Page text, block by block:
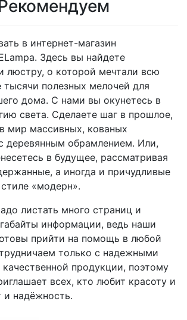
в интернет-магазин
Здесь вы найдете
люстру, о которой мечтали всю
тысячи полезных мелочей для
дома. С нами вы окунетесь в
света. Сделаете шаг в прошлое,
мир массивных, кованых
деревянным обрамлением. Или,
в будущее, рассматривая
а иногда и причудливые
«модерн».
листать много страниц и
информации, ведь наши
прийти на помощь в любой
только с надежными
продукции, поэтому
всех, кто любит красоту и
и надёжность.